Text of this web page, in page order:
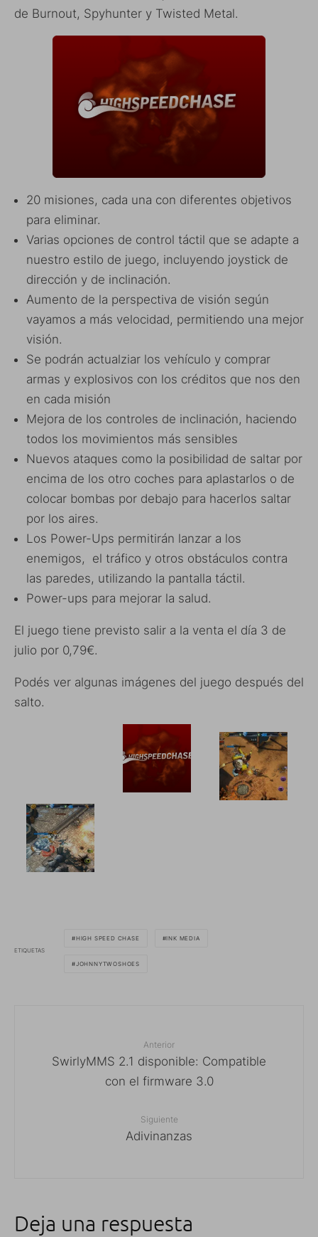
de Burnout, Spyhunter y Twisted Metal.
20 misiones, cada una con diferentes objetivos
para eliminar.
Varias opciones de control táctil que se adapte a
nuestro estilo de juego, incluyendo joystick de
dirección y de inclinación.
Aumento de la perspectiva de visión según
vayamos a más velocidad, permitiendo una mejor
visión.
Se podrán actualziar los vehículo y comprar
armas y explosivos con los créditos que nos den
en cada misión
Mejora de los controles de inclinación, haciendo
todos los movimientos más sensibles
Nuevos ataques como la posibilidad de saltar por
encima de los otro coches para aplastarlos o de
colocar bombas por debajo para hacerlos saltar
por los aires.
Los Power-Ups permitirán lanzar a los
enemigos, el tráfico y otros obstáculos contra
las paredes, utilizando la pantalla táctil.
Power-ups para mejorar la salud.
El juego tiene previsto salir a la venta el día 3 de
julio por 0,79€.
Podés ver algunas imágenes del juego después del
salto.
ETIQUETAS
HIGH SPEED CHASE INK MEDIA
JOHNNYTWOSHOES
Anterior
SwirlyMMS 2.1 disponible: Compatible
con el firmware 3.0
Siguiente
Adivinanzas
Deja una respuesta